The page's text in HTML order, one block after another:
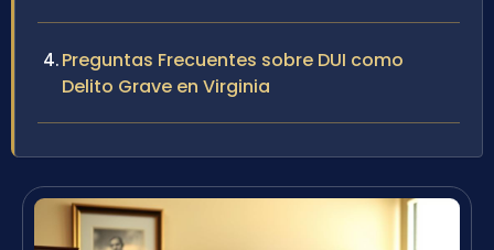
Preguntas Frecuentes sobre DUI como
Delito Grave en Virginia